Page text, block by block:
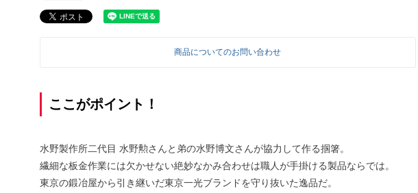
商品についてのお問い合わせ
ここがポイント！
水野製作所二代目 水野勲さんと弟の水野博文さんが協力して作る掴箸。
繊細な板金作業には欠かせない絶妙なかみ合わせは職人が手掛ける製品ならでは。
東京の鍛冶屋から引き継いだ東京一光ブランドを守り抜いた逸品だ。